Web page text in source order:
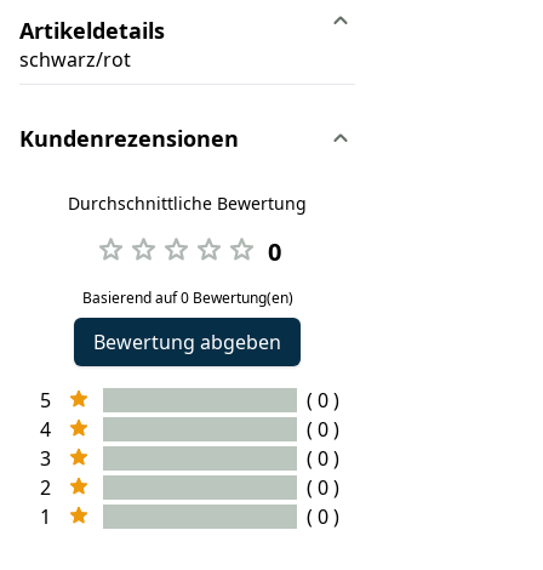
Artikeldetails
schwarz/rot
Kundenrezensionen
Durchschnittliche Bewertung
0
Basierend auf 0 Bewertung(en)
Bewertung abgeben
5
( 0 )
4
( 0 )
3
( 0 )
2
( 0 )
1
( 0 )